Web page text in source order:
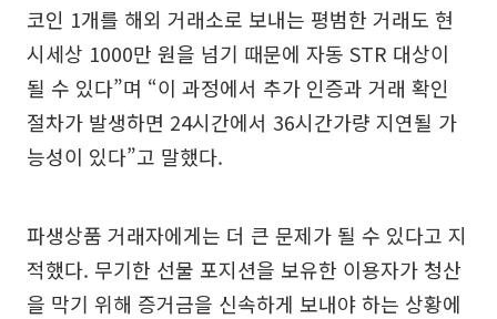
코인 1개를 해외 거래소로 보내는 평범한 거래도 현
시세상 1000만 원을 넘기 때문에 자동 STR 대상이
될 수 있다”며 “이 과정에서 추가 인증과 거래 확인
절차가 발생하면 24시간에서 36시간가량 지연될 가
능성이 있다”고 말했다.
파생상품 거래자에게는 더 큰 문제가 될 수 있다고 지
적했다. 무기한 선물 포지션을 보유한 이용자가 청산
을 막기 위해 증거금을 신속하게 보내야 하는 상황에